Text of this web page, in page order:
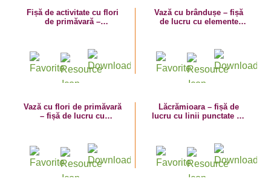
Fișă de activitate cu flori
de primăvară –
Vază cu brândușe – fișă
de lucru cu elemente
Vază cu flori de primăvară
– fișă de lucru cu
Lăcrămioara – fișă de
lucru cu linii punctate cu